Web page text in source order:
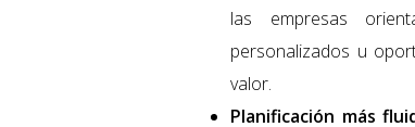
las empresas
personalizados u
valor.
Planificación más